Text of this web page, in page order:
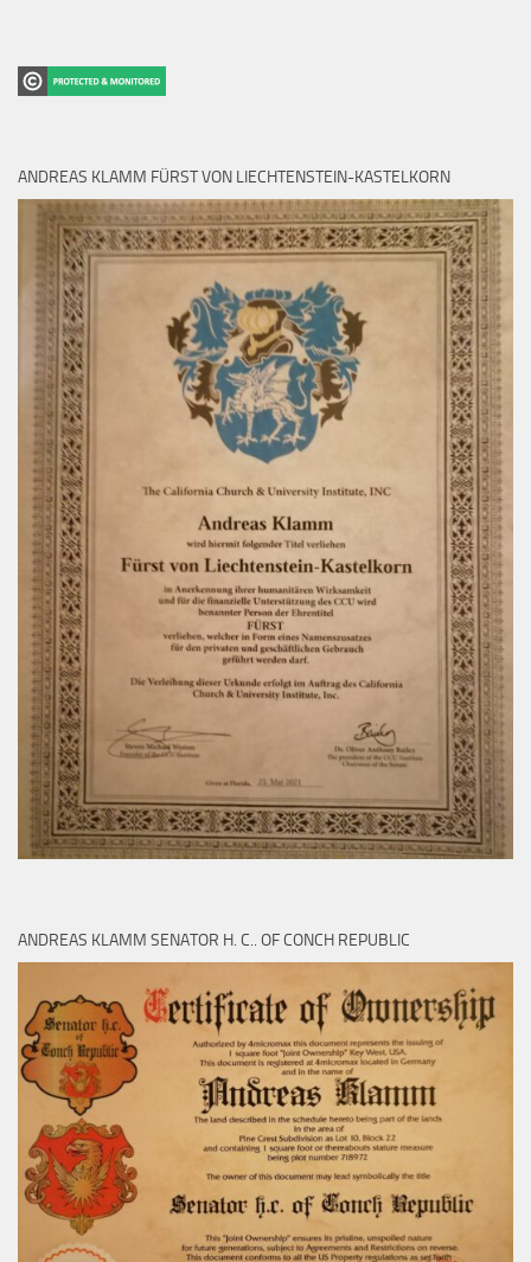
ANDREAS KLAMM FÜRST VON LIECHTENSTEIN-KASTELKORN
ANDREAS KLAMM SENATOR H. C.. OF CONCH REPUBLIC